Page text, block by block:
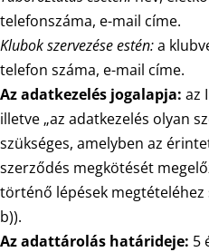
telefonszáma, e-mail címe.
Klubok szervezése estén:a
telefon száma, e-mail címe.
Az adatkezelés jogalapja: az
illetve „az adatkezelés olyan
szükséges, amelyben az
szerződés megkötését
történő lépések megtételéhez
b)).
Az adattárolás határideje: 5